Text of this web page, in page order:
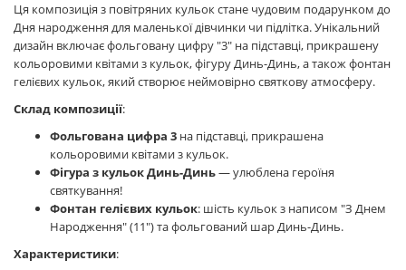
Ця композиція з повітряних кульок стане чудовим подарунком до
Дня народження для маленької дівчинки чи підлітка. Унікальний
дизайн включає фольговану цифру "3" на підставці, прикрашену
кольоровими квітами з кульок, фігуру Динь-Динь, а також фонтан
гелієвих кульок, який створює неймовірно святкову атмосферу.
Склад композиції:
Фольгована цифра 3 на підставці, прикрашена
кольоровими квітами з кульок.
Фігура з кульок Динь-Динь— улюблена героїня
святкування!
Фонтан гелієвих кульок: шість кульок з написом "З Днем
Народження" (11") та фольгований шар Динь-Динь.
Характеристики: